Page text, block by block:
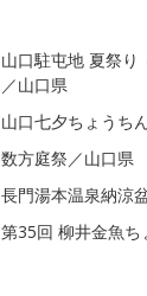
山口駐屯地 夏祭り
／山口県
山口七夕ちょうち
数方庭祭／山口県
長門湯本温泉納涼
第35回 柳井金魚